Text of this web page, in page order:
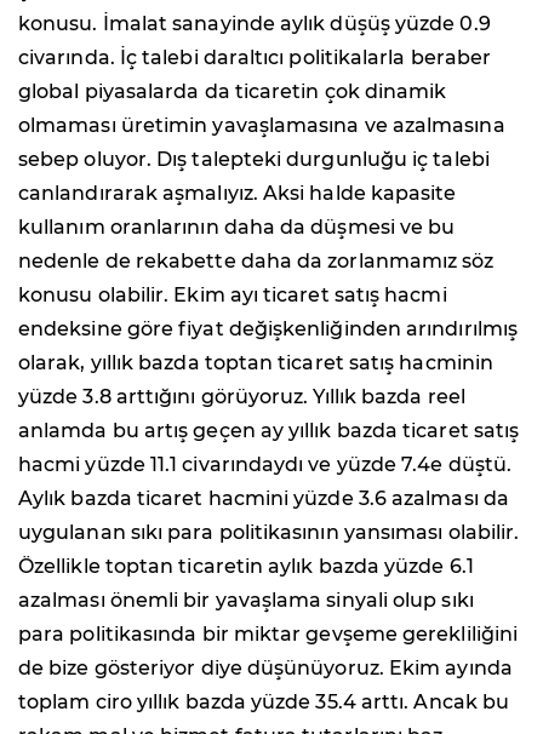
konusu. İmalat sanayinde aylık düşüş yüzde 0.9
civarında. İç talebi daraltıcı politikalarla beraber
global piyasalarda da ticaretin çok dinamik
olmaması üretimin yavaşlamasına ve azalmasına
sebep oluyor. Dış talepteki durgunluğu iç talebi
canlandırarak aşmalıyız. Aksi halde kapasite
kullanım oranlarının daha da düşmesi ve bu
nedenle de rekabette daha da zorlanmamız söz
konusu olabilir. Ekim ayı ticaret satış hacmi
endeksine göre fiyat değişkenliğinden arındırılmış
olarak, yıllık bazda toptan ticaret satış hacminin
yüzde 3.8 arttığını görüyoruz. Yıllık bazda reel
anlamda bu artış geçen ay yıllık bazda ticaret satış
hacmi yüzde 11.1 civarındaydı ve yüzde 7.4e düştü.
Aylık bazda ticaret hacmini yüzde 3.6 azalması da
uygulanan sıkı para politikasının yansıması olabilir.
Özellikle toptan ticaretin aylık bazda yüzde 6.1
azalması önemli bir yavaşlama sinyali olup sıkı
para politikasında bir miktar gevşeme gerekliliğini
de bize gösteriyor diye düşünüyoruz. Ekim ayında
toplam ciro yıllık bazda yüzde 35.4 arttı. Ancak bu